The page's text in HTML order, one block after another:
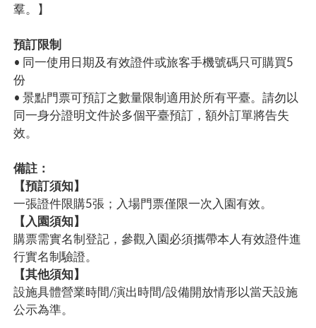
羣。】
預訂限制
• 同一使用日期及有效證件或旅客手機號碼只可購買5
份
• 景點門票可預訂之數量限制適用於所有平臺。請勿以
同一身分證明文件於多個平臺預訂，額外訂單將告失
效。
備註：
【預訂須知】
一張證件限購5張；入場門票僅限一次入園有效。
【入園須知】
購票需實名制登記，參觀入園必須攜帶本人有效證件進
行實名制驗證。
【其他須知】
設施具體營業時間/演出時間/設備開放情形以當天設施
公示為準。